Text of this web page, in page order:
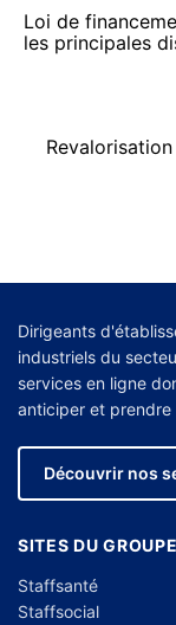
Loi de
les principales
Dirigeants
industriels du
services en ligne
anticiper et prendre
Découvrir nos
SITES DU GROUPE
Staffsanté
Staffsocial